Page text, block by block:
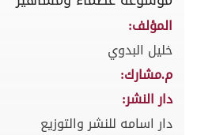
المؤلف:
خليل البدوي
م.مشارك:
دار النشر:
دار اسامه للنشر والتوزيع